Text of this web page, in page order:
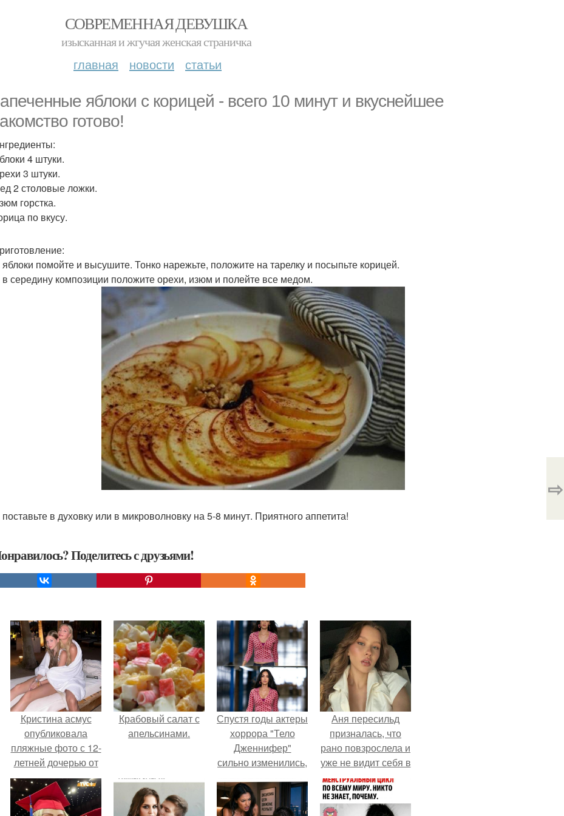
СОВРЕМЕННАЯ ДЕВУШКА
изысканная и жгучая женская страничка
главная новости статьи
яблоки с корицей - всего 10 минут и вкуснейшее
готово!
4 штуки.
3 штуки.
2 столовые ложки.
горстка.
по вкусу.
яблоки помойте и высушите. Тонко нарежьте, положите на тарелку и посыпьте корицей.
в середину композиции положите орехи, изюм и полейте все медом.
поставьте в духовку или в микроволновку на 5-8 минут. Приятного аппетита!
Поделитесь с друзьями!
⇨
Кристина асмус
опубликовала
пляжные фото с 12-
летней дочерью от
Гарика Харламова.
Крабовый салат с
апельсинами.
Спустя годы актеры
хоррора "Тело
Дженнифер"
сильно изменились,
подростковых
кумиров до
Аня пересильд
призналась, что
рано повзрослела и
уже не видит себя в
школе.